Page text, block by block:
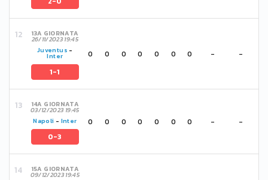
13A GIORNATA
26/11/2023 19:45
Juventus -
Inter
1-1
0 0 0 0 0 0 0 - -
14A GIORNATA
03/12/2023 19:45
Napoli - Inter
0-3
0 0 0 0 0 0 0 - -
15A GIORNATA
09/12/2023 19:45